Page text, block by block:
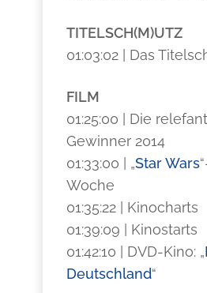
TITELSCH(M)UTZ
01:03:02 | Das
FILM
01:25:00 | Die
Gewinner 2014
01:33:00 | „Star Wars
Woche
01:35:22 | Kinocharts
01:39:09 | Kinostarts
01:42:10 | DVD-Kino: „
Deutschland“